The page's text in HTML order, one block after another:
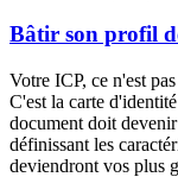
Bâtir son profil
Votre ICP, ce n'est
C'est la carte
document doit
définissant les
deviendront vos plus